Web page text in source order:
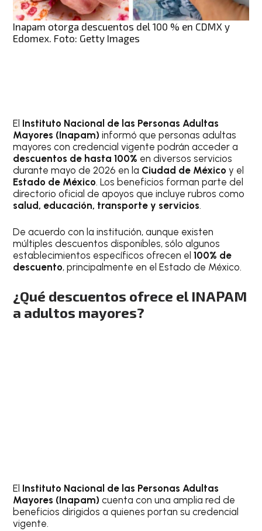
Inapam otorga descuentos del 100 % en CDMX y
Edomex. Foto: Getty Images
El Instituto Nacional de las Personas Adultas
Mayores (Inapam) informó que personas adultas
mayores con credencial vigente podrán acceder a
descuentos de hasta 100% en diversos servicios
durante mayo de 2026 en la Ciudad de México y el
Estado de México. Los beneficios forman parte del
directorio oficial de apoyos que incluye rubros como
salud, educación, transporte y servicios.
De acuerdo con la institución, aunque existen
múltiples descuentos disponibles, sólo algunos
establecimientos específicos ofrecen el100% de
descuento, principalmente en el Estado de México.
¿Qué descuentos ofrece el INAPAM
a adultos mayores?
El Instituto Nacional de las Personas Adultas
Mayores (Inapam) cuenta con una amplia red de
beneficios dirigidos a quienes portan su credencial
vigente.